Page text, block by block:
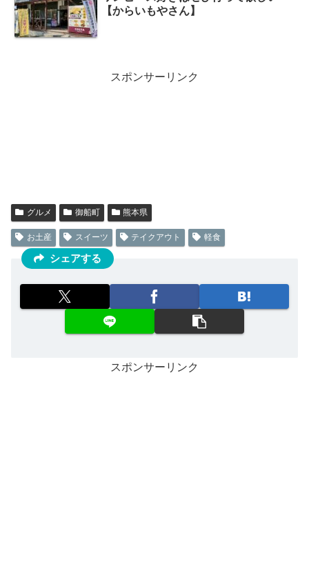
【からいもやさん】
スポンサーリンク
グルメ 御船町 熊本県
お土産 スイーツ テイクアウト 軽食
シェアする
スポンサーリンク